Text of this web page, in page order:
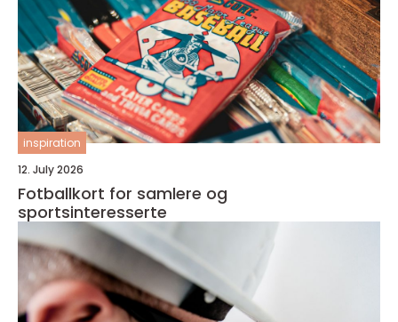
inspiration
12. July 2026
Fotballkort for samlere og
sportsinteresserte